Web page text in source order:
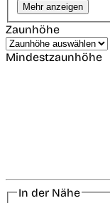
Mehr anzeigen
Zaunhöhe
Mindestzaunhöhe
In der Nähe